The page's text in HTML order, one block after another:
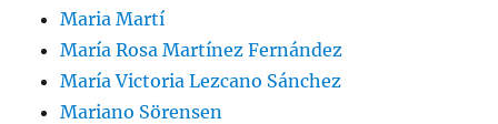
Maria Martí
María Rosa Martínez Fernández
María Victoria Lezcano Sánchez
Mariano Sörensen